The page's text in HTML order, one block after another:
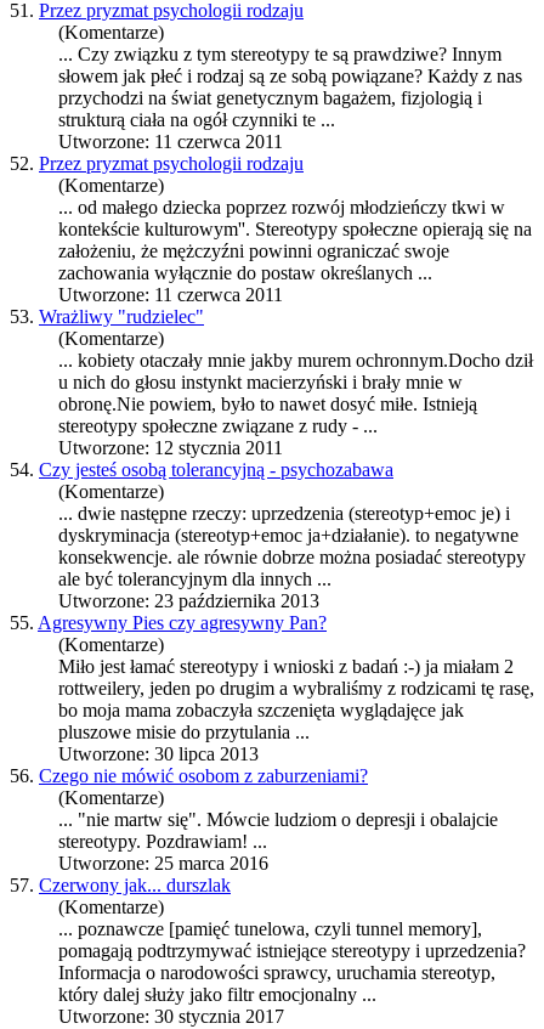
51. Przez pryzmat psychologii rodzaju
(Komentarze)
... Czy związku z tym stereotypy te są prawdziwe? Innym
słowem jak płeć i rodzaj są ze sobą powiązane? Każdy z nas
przychodzi na świat genetycznym bagażem, fizjologią i
strukturą ciała na ogół czynniki te ...
Utworzone: 11 czerwca 2011
52. Przez pryzmat psychologii rodzaju
(Komentarze)
... od małego dziecka poprzez rozwój młodzieńczy tkwi w
kontekście kulturowym''. Stereotypy społeczne opierają się na
założeniu, że mężczyźni powinni ograniczać swoje
zachowania wyłącznie do postaw określanych ...
Utworzone: 11 czerwca 2011
53. Wrażliwy "rudzielec"
(Komentarze)
... kobiety otaczały mnie jakby murem ochronnym.Docho dził
u nich do głosu instynkt macierzyński i brały mnie w
obronę.Nie powiem, było to nawet dosyć miłe. Istnieją
stereotypy społeczne związane z rudy - ...
Utworzone: 12 stycznia 2011
54. Czy jesteś osobą tolerancyjną - psychozabawa
(Komentarze)
... dwie następne rzeczy: uprzedzenia (stereotyp+emoc je) i
dyskryminacja (stereotyp+emoc ja+działanie). to negatywne
konsekwencje. ale równie dobrze można posiadać stereotypy
ale być tolerancyjnym dla innych ...
Utworzone: 23 października 2013
55. Agresywny Pies czy agresywny Pan?
(Komentarze)
Miło jest łamać stereotypy i wnioski z badań :-) ja miałam 2
rottweilery, jeden po drugim a wybraliśmy z rodzicami tę rasę,
bo moja mama zobaczyła szczenięta wyglądajęce jak
pluszowe misie do przytulania ...
Utworzone: 30 lipca 2013
56. Czego nie mówić osobom z zaburzeniami?
(Komentarze)
... "nie martw się". Mówcie ludziom o depresji i obalajcie
stereotypy. Pozdrawiam! ...
Utworzone: 25 marca 2016
57. Czerwony jak... durszlak
(Komentarze)
... poznawcze [pamięć tunelowa, czyli tunnel memory],
pomagają podtrzymywać istniejące stereotypy i uprzedzenia?
Informacja o narodowości sprawcy, uruchamia stereotyp,
który dalej służy jako filtr emocjonalny ...
Utworzone: 30 stycznia 2017